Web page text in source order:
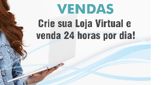
construção de carreira,
valorização de ativos. O livro é
quem deseja ampliar a visão,
e a conquista por mais